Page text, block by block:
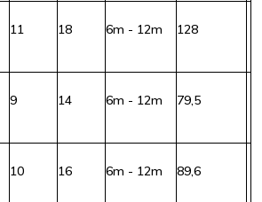
11 18 6m - 12m 128
9 14 6m - 12m 79,5
10 16 6m - 12m 89,6